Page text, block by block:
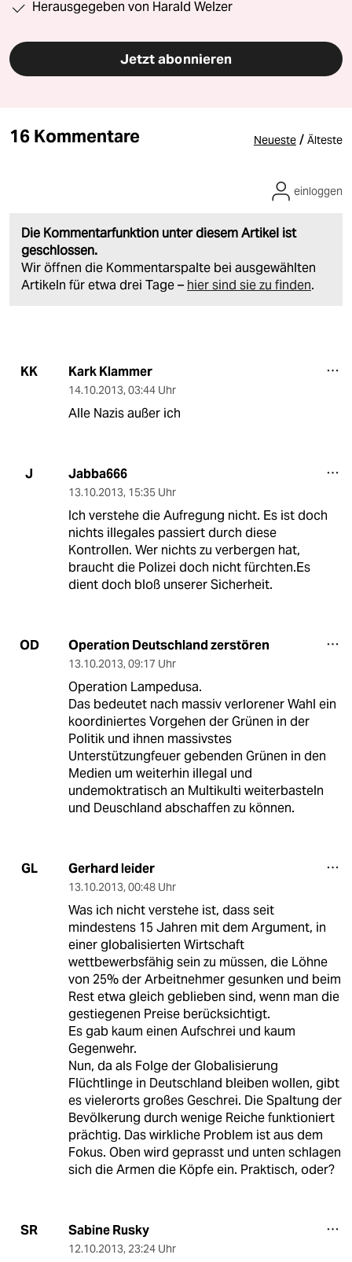
Herausgegeben von Harald Welzer
Jetzt abonnieren
16 Kommentare Neueste / Älteste
Die Kommentarfunktion unter diesem Artikel ist
geschlossen.
Wir öffnen die Kommentarspalte bei ausgewählten
Artikeln für etwa drei Tage – hier sind sie zu finden.
einloggen
KK Kark Klammer
14.10.2013, 03:44 Uhr
Alle Nazis außer ich
J Jabba666
13.10.2013, 15:35 Uhr
Ich verstehe die Aufregung nicht. Es ist doch
nichts illegales passiert durch diese
Kontrollen. Wer nichts zu verbergen hat,
braucht die Polizei doch nicht fürchten.Es
dient doch bloß unserer Sicherheit.
OD Operation Deutschland zerstören
13.10.2013, 09:17 Uhr
Operation Lampedusa.
Das bedeutet nach massiv verlorener Wahl ein
koordiniertes Vorgehen der Grünen in der
Politik und ihnen massivstes
Unterstützungfeuer gebenden Grünen in den
Medien um weiterhin illegal und
undemoktratisch an Multikulti weiterbasteln
und Deuschland abschaffen zu können.
GL Gerhard leider
13.10.2013, 00:48 Uhr
Was ich nicht verstehe ist, dass seit
mindestens 15 Jahren mit dem Argument, in
einer globalisierten Wirtschaft
wettbewerbsfähig sein zu müssen, die Löhne
von 25% der Arbeitnehmer gesunken und beim
Rest etwa gleich geblieben sind, wenn man die
gestiegenen Preise berücksichtigt.
Es gab kaum einen Aufschrei und kaum
Gegenwehr.
Nun, da als Folge der Globalisierung
Flüchtlinge in Deutschland bleiben wollen, gibt
es vielerorts großes Geschrei. Die Spaltung der
Bevölkerung durch wenige Reiche funktioniert
prächtig. Das wirkliche Problem ist aus dem
Fokus. Oben wird geprasst und unten schlagen
sich die Armen die Köpfe ein. Praktisch, oder?
SR Sabine Rusky
12.10.2013, 23:24 Uhr